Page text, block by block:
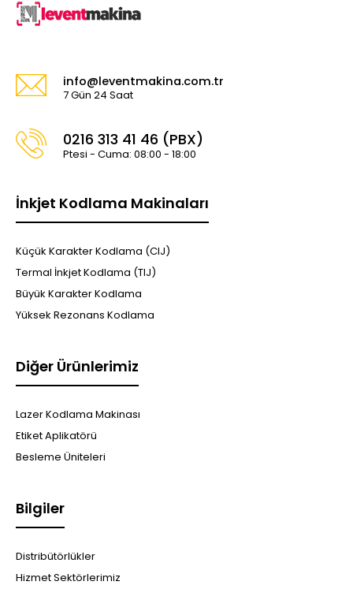
info@leventmakina.com.tr
7 Gün 24 Saat
0216 313 41 46 (PBX)
Ptesi - Cuma: 08:00 - 18:00
İnkjet Kodlama Makinaları
Küçük Karakter Kodlama (CIJ)
Termal İnkjet Kodlama (TIJ)
Büyük Karakter Kodlama
Yüksek Rezonans Kodlama
Diğer Ürünlerimiz
Lazer Kodlama Makinası
Etiket Aplikatörü
Besleme Üniteleri
Bilgiler
Distribütörlükler
Hizmet Sektörlerimiz